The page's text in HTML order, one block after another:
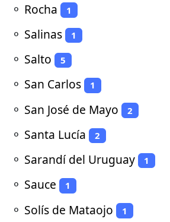
⚬ Rocha 1
⚬ Salinas 1
⚬ Salto 5
⚬ San Carlos 1
⚬ San José de Mayo 2
⚬ Santa Lucía 2
⚬ Sarandí del Uruguay 1
⚬ Sauce 1
⚬ Solís de Mataojo 1